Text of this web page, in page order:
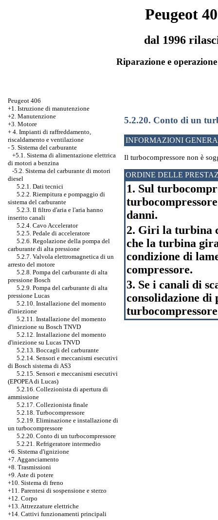
Peugeot
dal 1996
Riparazione e
Peugeot 406
+1. Istruzione di manutenzione
+2. Manutenzione
+3. Motore
+ 4. Impianti di raffreddamento,
riscaldamento e ventilazione
- 5. Sistema del carburante
+5.1. Sistema di alimentazione elettrica
di motori a benzina
-5.2. Sistema del carburante di motori
diesel
5.2.1. Dati tecnici
5.2.2. Riempitura e pompaggio di
sistema del carburante
5.2.3. Il filtro d'aria e l'aria hanno
inserito canali
5.2.4. Cavo Accelerator
5.2.5. Pedale di acceleratore
5.2.6. Regolazione della pompa del
carburante di alta pressione
5.2.7. Valvola elettromagnetica di un
arresto del motore
5.2.8. Pompa del carburante di alta
pressione Bosch
5.2.9. Pompa del carburante di alta
pressione Lucas
5.2.10. Installazione del momento
d'iniezione
5.2.11. Installazione del momento
d'iniezione su Bosch TNVD
5.2.12. Installazione del momento
d'iniezione su Lucas TNVD
5.2.13. Boccagli del carburante
5.2.14. Sensori e meccanismi esecutivi
di Bosch sistema di AS3
5.2.15. Sensori e meccanismi esecutivi
(EPOPEA di Lucas)
5.2.16. Collezionista di apertura di
ammissione
5.2.17. Collezionista finale
5.2.18. Turbocompressore
5.2.19. Eliminazione e installazione di
un turbocompressore
5.2.20. Conto di un turbocompressore
5.2.21. Refrigeratore intermedio
+6. Sistema d'ignizione
+7. Agganciamento
+8. Trasmissioni
+9. Aste di potere
+10. Sistema di freno
+11. Parentesi di sospensione e sterzo
+12. Corpo
+13. Attrezzature elettriche
+14. Cattivi funzionamenti principali
5.2.20. Conto di un
INFORMAZIONI
Il turbocompressore non è
ORDINE DELLE
1. Sul
danni.
2. Giri la turbina
che la turbina
condizione di
compressore.
3. Se i canali di
consolidazione